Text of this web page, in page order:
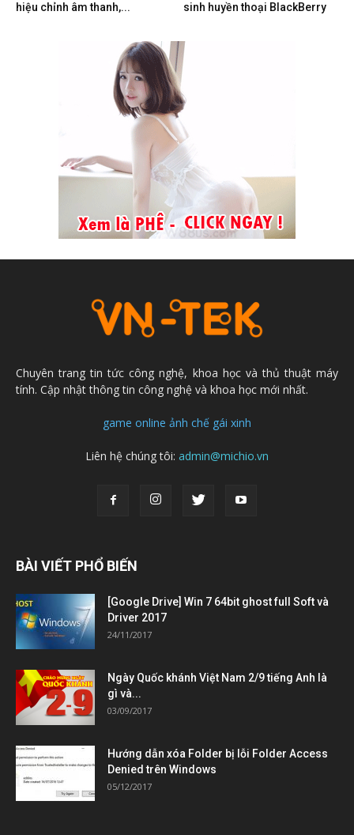
hiệu chỉnh âm thanh,...
sinh huyền thoại BlackBerry
Chuyên trang tin tức công nghệ, khoa học và thủ thuật máy
tính. Cập nhật thông tin công nghệ và khoa học mới nhất.
game online ảnh chế gái xinh
Liên hệ chúng tôi: admin@michio.vn
BÀI VIẾT PHỔ BIẾN
[Google Drive] Win 7 64bit ghost full Soft và
Driver 2017
24/11/2017
Ngày Quốc khánh Việt Nam 2/9 tiếng Anh là
gì và...
03/09/2017
Hướng dẫn xóa Folder bị lỗi Folder Access
Denied trên Windows
05/12/2017